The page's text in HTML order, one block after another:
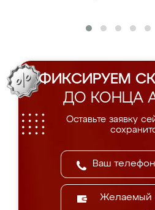
ФИКСИРУЕМ
ДО КОНЦА
Оставьте заявку
Желаемый